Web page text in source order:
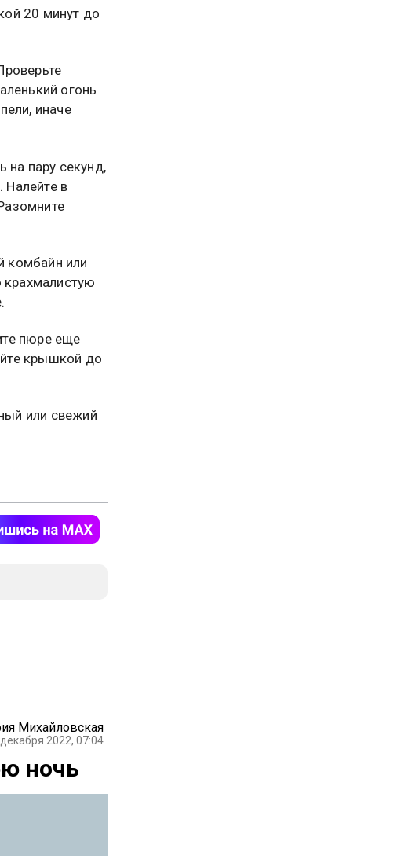
20 минут до
огонь
иначе
на пару секунд,
Налейте в
комбайн или
пюре еще
крышкой до
или свежий
Михайловская
2022, 07:04
ночь